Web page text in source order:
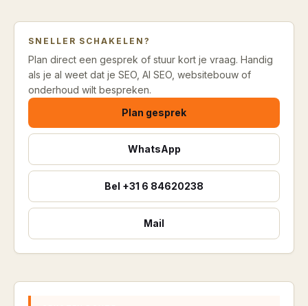
SNELLER SCHAKELEN?
Plan direct een gesprek of stuur kort je vraag. Handig
als je al weet dat je SEO, AI SEO, websitebouw of
onderhoud wilt bespreken.
Plan gesprek
WhatsApp
Bel +31 6 84620238
Mail